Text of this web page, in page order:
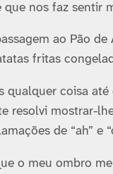
nos faz sentir
ao Pão
fritas
qualquer coisa
resolvi mostrar-
de “ah”
o meu ombro